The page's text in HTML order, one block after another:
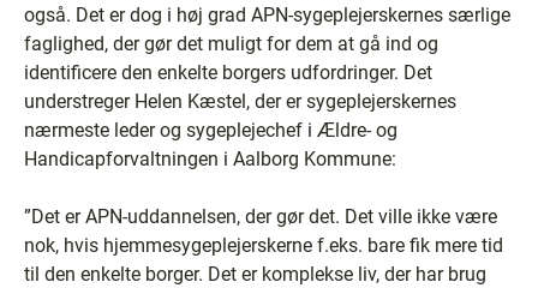
også. Det er dog i høj grad APN-sygeplejerskernes særlige
faglighed, der gør det muligt for dem at gå ind og
identificere den enkelte borgers udfordringer. Det
understreger Helen Kæstel, der er sygeplejerskernes
nærmeste leder og sygeplejechef i Ældre- og
Handicapforvaltningen i Aalborg Kommune:
”Det er APN-uddannelsen, der gør det. Det ville ikke være
nok, hvis hjemmesygeplejerskerne f.eks. bare fik mere tid
til den enkelte borger. Det er komplekse liv, der har brug